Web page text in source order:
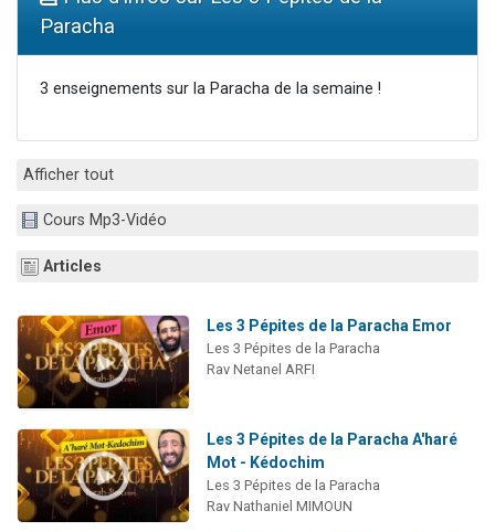
13 personnes viennent de demander une bénédiction
Il reste 49 places pour étudier en groupe sur Zoom
Paracha
3 enseignements sur la Paracha de la semaine !
Afficher tout
Cours Mp3-Vidéo
Articles
Les 3 Pépites de la Paracha Emor
Les 3 Pépites de la Paracha
Rav Netanel ARFI
Les 3 Pépites de la Paracha A'haré
Mot - Kédochim
Les 3 Pépites de la Paracha
Rav Nathaniel MIMOUN